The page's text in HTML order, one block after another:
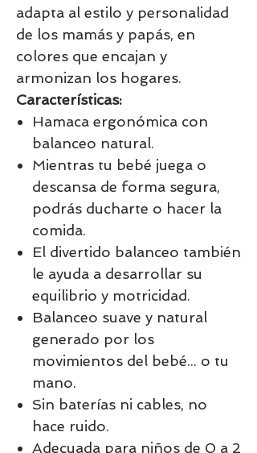
adapta al estilo y personalidad
de los mamás y papás, en
colores que encajan y
armonizan los hogares.
Características:
Hamaca ergonómica con
balanceo natural.
Mientras tu bebé juega o
descansa de forma segura,
podrás ducharte o hacer la
comida.
El divertido balanceo también
le ayuda a desarrollar su
equilibrio y motricidad.
Balanceo suave y natural
generado por los
movimientos del bebé... o tu
mano.
Sin baterías ni cables, no
hace ruido.
Adecuada para niños de 0 a 2